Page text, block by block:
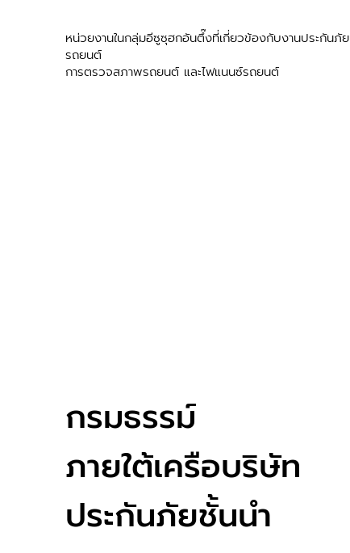
หน่วยงานในกลุ่มอีซูซุฮกอันตึ๊งที่เกี่ยวข้องกับงานประกันภัย
รถยนต์
การตรวจสภาพรถยนต์ และไฟแนนซ์รถยนต์
กรมธรรม์
ภายใต้เครือบริษัท
ประกันภัยชั้นนำ